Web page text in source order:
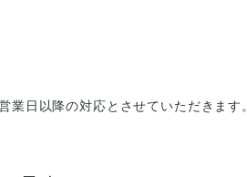
日以降の対応とさせていただきます。